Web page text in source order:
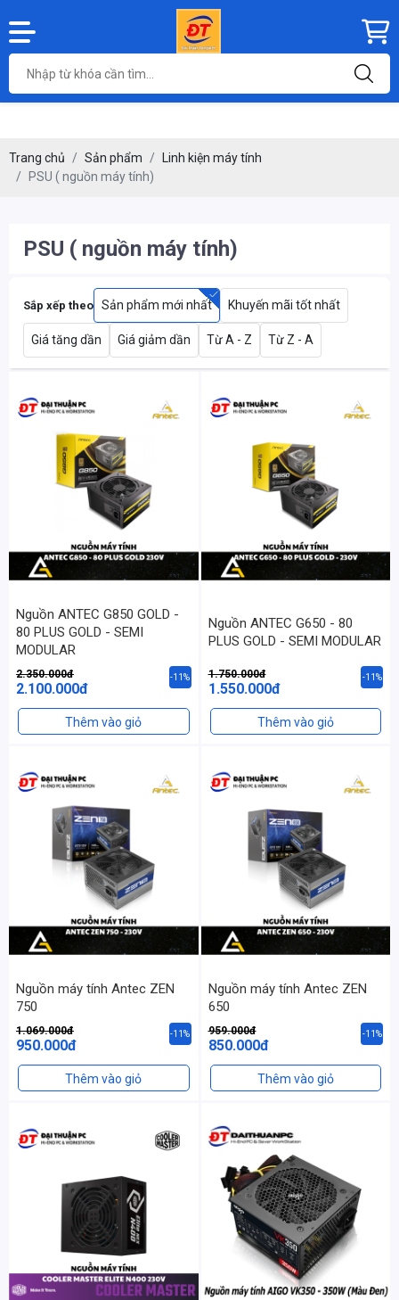
Trang chủ Sản phẩm
Linh kiện máy tính
PSU ( nguồn máy tính)
PSU ( nguồn máy tính)
Sắp xếp theo Sản phẩm mới nhất Khuyến mãi tốt nhất
Giá tăng dần Giá giảm dần Từ A - Z Từ Z - A
Nguồn ANTEC G850 GOLD -
80 PLUS GOLD - SEMI
MODULAR
2.350.000đ
2.100.000đ
-11%
Thêm vào giỏ
Nguồn ANTEC G650 - 80
PLUS GOLD - SEMI MODULAR
1.750.000đ
1.550.000đ
-11%
Thêm vào giỏ
Nguồn máy tính Antec ZEN
750
1.069.000đ
950.000đ
-11%
Thêm vào giỏ
Nguồn máy tính Antec ZEN
650
959.000đ
850.000đ
-11%
Thêm vào giỏ